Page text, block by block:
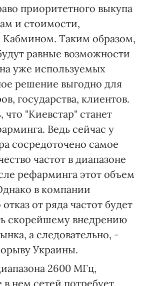
приоритетного выкупа
и стоимости,
Кабмином. Таким образом,
равные возможности
уже используемых
решение выгодно для
государства, клиентов.
что "Киевстар" станет
Ведь сейчас у
сосредоточено самое
частот в диапазоне
рефарминга этот объем
в компании
от ряда частот будет
скорейшему внедрению
а следовательно, -
Украины.
2600 МГц,
в нем сетей потребует